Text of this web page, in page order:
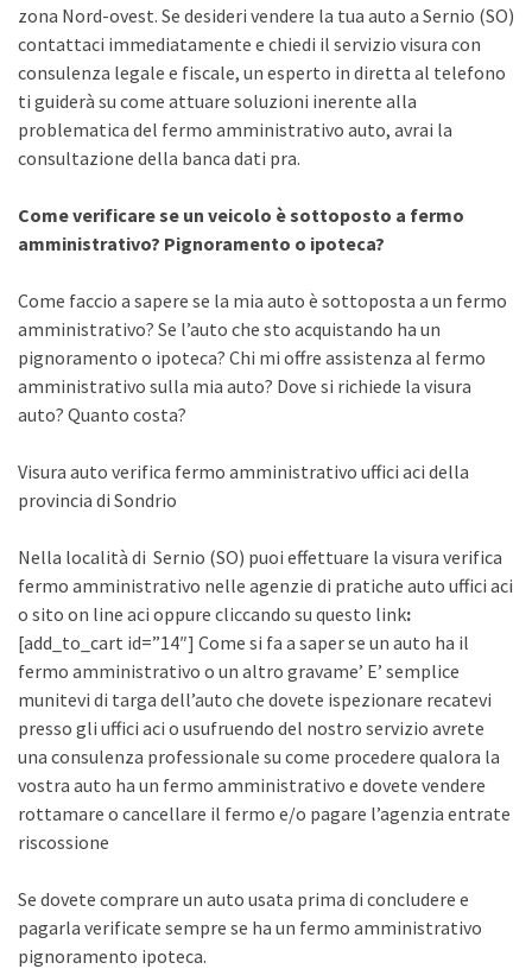
zona Nord-ovest. Se desideri vendere la tua auto a Sernio (SO)
contattaci immediatamente e chiedi il servizio visura con
consulenza legale e fiscale, un esperto in diretta al telefono
ti guiderà su come attuare soluzioni inerente alla
problematica del fermo amministrativo auto, avrai la
consultazione della banca dati pra.
Come verificare se un veicolo è sottoposto a fermo
amministrativo? Pignoramento o ipoteca?
Come faccio a sapere se la mia auto è sottoposta a un fermo
amministrativo? Se l’auto che sto acquistando ha un
pignoramento o ipoteca? Chi mi offre assistenza al fermo
amministrativo sulla mia auto? Dove si richiede la visura
auto? Quanto costa?
Visura auto verifica fermo amministrativo uffici aci della
provincia di Sondrio
Nella località di Sernio (SO) puoi effettuare la visura verifica
fermo amministrativo nelle agenzie di pratiche auto uffici aci
o sito on line aci oppure cliccando su questo link:
[add_to_cart id=”14″] Come si fa a saper se un auto ha il
fermo amministrativo o un altro gravame’ E’ semplice
munitevi di targa dell’auto che dovete ispezionare recatevi
presso gli uffici aci o usufruendo del nostro servizio avrete
una consulenza professionale su come procedere qualora la
vostra auto ha un fermo amministrativo e dovete vendere
rottamare o cancellare il fermo e/o pagare l’agenzia entrate
riscossione
Se dovete comprare un auto usata prima di concludere e
pagarla verificate sempre se ha un fermo amministrativo
pignoramento ipoteca.